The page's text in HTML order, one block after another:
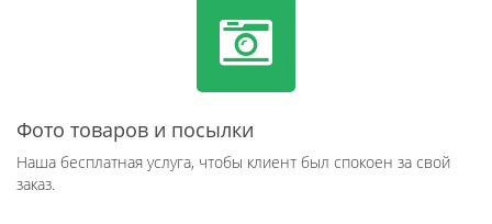
Фото товаров и посылки
Наша бесплатная услуга, чтобы клиент был спокоен за свой
заказ.